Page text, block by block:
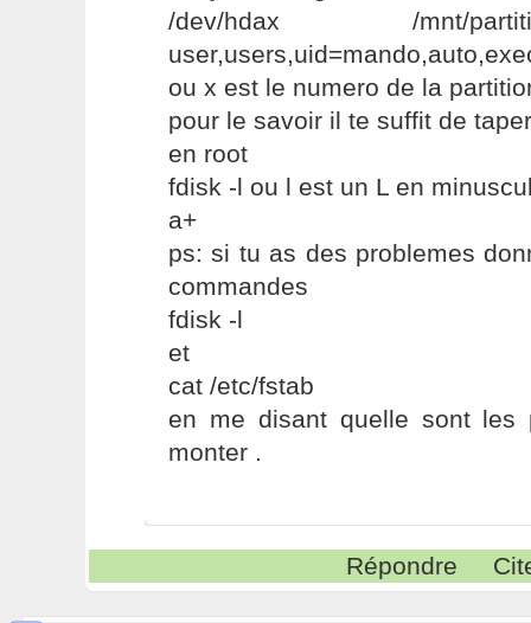
/dev/hdax /mnt/
ou x est le numero de la
pour le savoir il te suffit de taper
en root
fdisk -l ou l est un L en
a+
ps: si tu as des problemes
commandes
fdisk -l
et
cat /etc/fstab
en me disant quelle sont les
monter .
Répondre